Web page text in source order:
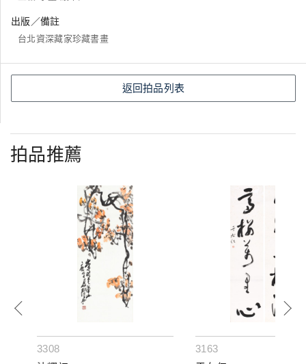
出版／備註
台北資深藏家珍藏書畫
返回拍品列表
拍品推薦
3308
3163